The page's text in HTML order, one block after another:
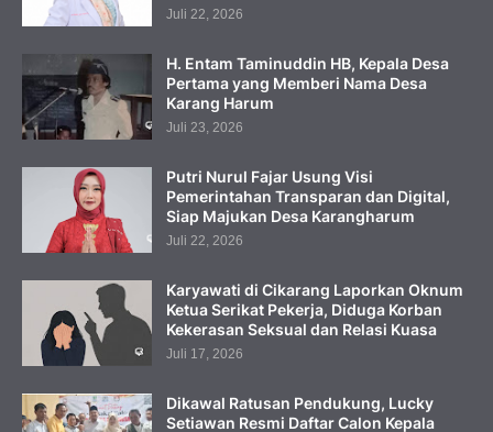
Juli 22, 2026
H. Entam Taminuddin HB, Kepala Desa
Pertama yang Memberi Nama Desa
Karang Harum
Juli 23, 2026
Putri Nurul Fajar Usung Visi
Pemerintahan Transparan dan Digital,
Siap Majukan Desa Karangharum
Juli 22, 2026
Karyawati di Cikarang Laporkan Oknum
Ketua Serikat Pekerja, Diduga Korban
Kekerasan Seksual dan Relasi Kuasa
Juli 17, 2026
Dikawal Ratusan Pendukung, Lucky
Setiawan Resmi Daftar Calon Kepala